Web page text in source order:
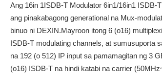
Ang 16in 1ISDB-T Modulator 6in1/16in1 ISDB-
ang pinakabagong generational na Mux-
binuo ni DEXIN.Mayroon itong 6 (o16)
ISDB-T modulating channels, at sumusuporta
na 192 (o 512) IP input sa pamamagitan ng 3
(o16) ISDB-T na hindi katabi na carrier